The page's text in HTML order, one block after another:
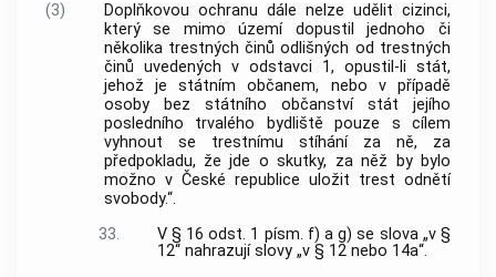
(3)
Doplňkovou ochranu dále nelze udělit cizinci,
který se mimo území dopustil jednoho či
několika trestných činů odlišných od trestných
činů uvedených v odstavci 1, opustil-li stát,
jehož je státním občanem, nebo v případě
osoby bez státního občanství stát jejího
posledního trvalého bydliště pouze s cílem
vyhnout se trestnímu stíhání za ně, za
předpokladu, že jde o skutky, za něž by bylo
možno v České republice uložit trest odnětí
svobody.“.
33.
V § 16 odst. 1 písm. f) a g) se slova „v §
12“ nahrazují slovy „v § 12 nebo 14a“.